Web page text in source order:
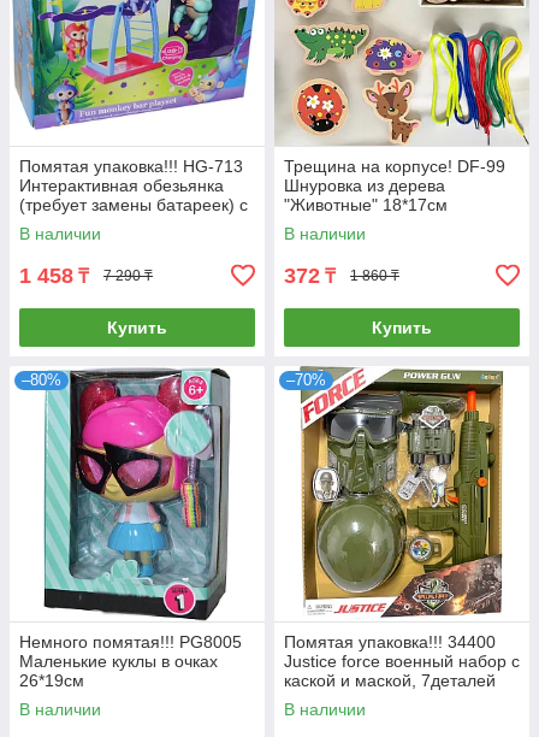
Помятая упаковка!!! HG-713
Интерактивная обезьянка
(требует замены батареек) с
площадкой для игры 24*31
В наличии
1 458 ₸ 7 290 ₸
Купить
Трещина на корпусе! DF-99
Шнуровка из дерева
"Животные" 18*17см
В наличии
372 ₸ 1 860 ₸
Купить
–80%
Немного помятая!!! PG8005
Маленькие куклы в очках
26*19см
В наличии
–70%
Помятая упаковка!!! 34400
Justice force военный набор с
каской и маской, 7деталей
47*38см
В наличии